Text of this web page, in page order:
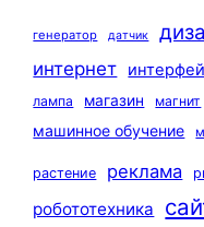
генератор датчик
интернет
лампа
магазин магнит
машинное обучение
растение реклама
робототехника